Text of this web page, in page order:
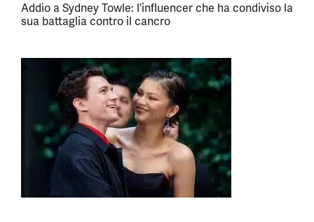
Addio a Sydney Towle: l’influencer che ha condiviso la
sua battaglia contro il cancro